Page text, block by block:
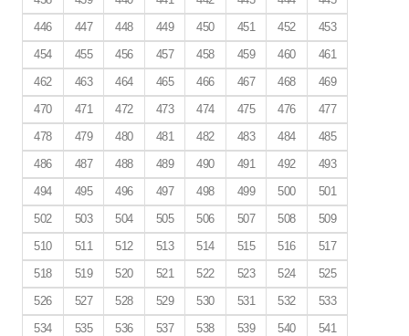
446
447 448 449 450 451 452
453
454
455 456 457 458 459 460
461
462
463 464 465 466 467 468
469
470
471 472 473 474 475 476
477
478
479 480 481 482 483 484
485
486
487 488 489 490 491 492
493
494
495 496 497 498 499 500
501
502
503 504 505 506 507 508
509
510
511 512 513 514 515 516
517
518
519 520 521 522 523 524
525
526
527 528 529 530 531 532
533
534
535 536 537 538 539 540
541